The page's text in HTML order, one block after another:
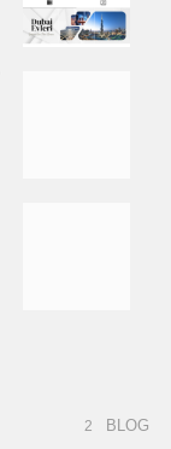
BLOG
2